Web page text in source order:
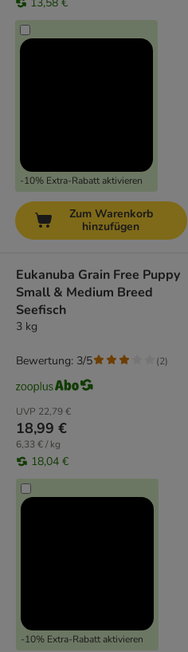
-10% Extra-Rabatt aktivieren
Zum Warenkorb
hinzufügen
Eukanuba Grain Free Puppy
Small & Medium Breed
Seefisch
3 kg
UVP 22,79 €
18,99 €
6,33 € / kg
18,04 €
-10% Extra-Rabatt aktivieren
Bewertung: 3/5 (2)